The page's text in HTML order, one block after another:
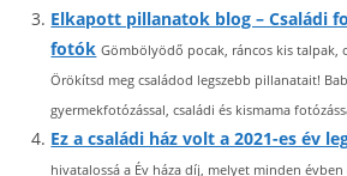
Elkapott pillanatok blog – Családi
fotók Gömbölyödő pocak, ráncos kis talpak,
Örökítsd meg családod legszebb pillanatait!
gyermekfotózással, családi és kismama
Ez a családi ház volt a 2021-es év
hivatalossá a Év háza díj, melyet minden